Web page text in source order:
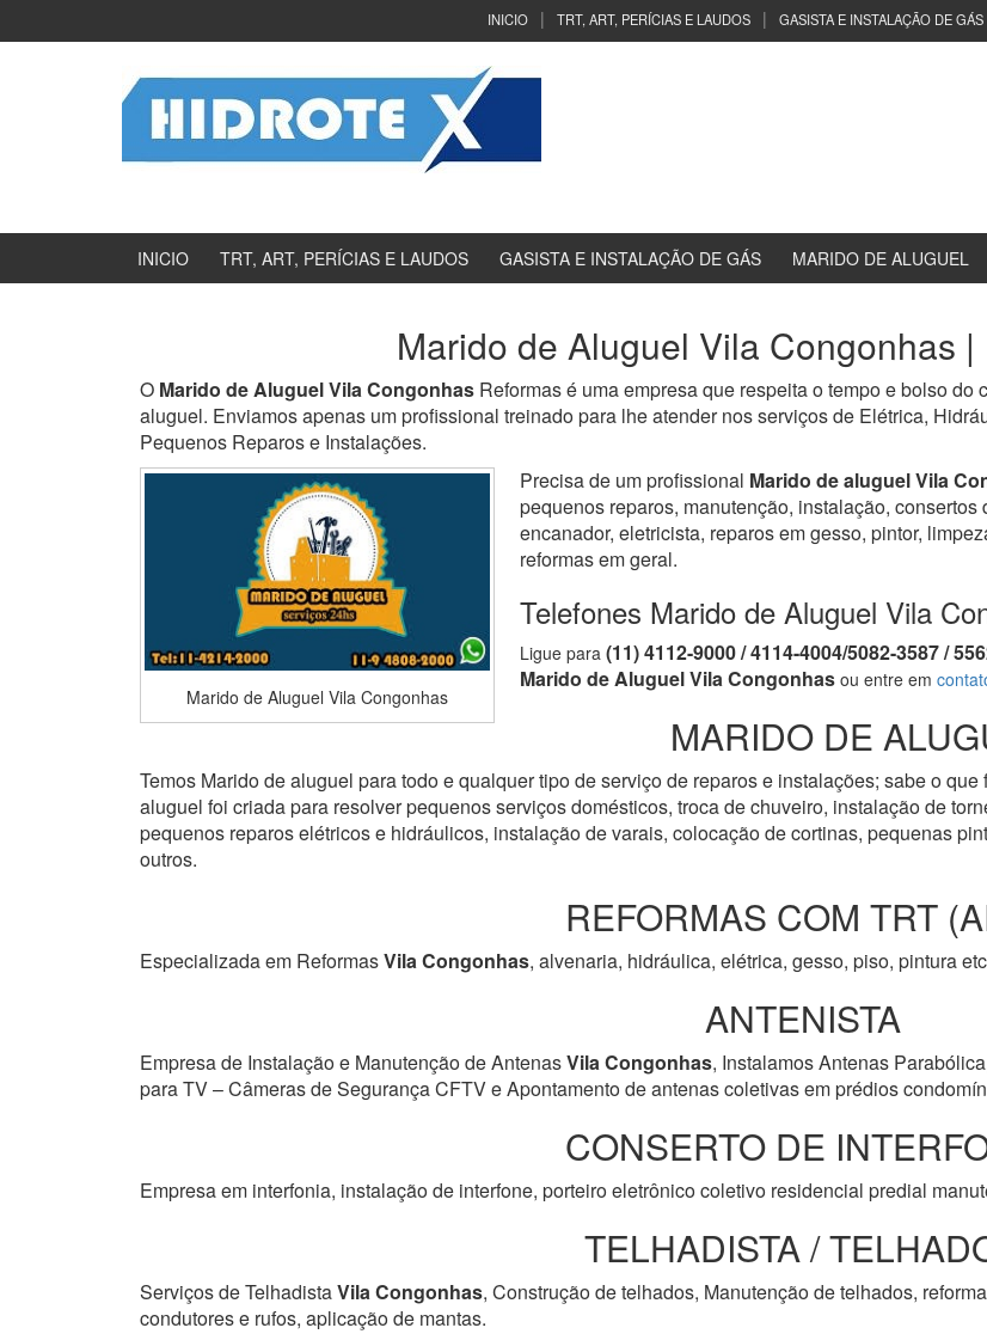
INICIO TRT, ART, PERÍCIAS E LAUDOS GASISTA E INSTALAÇÃO DE GÁS
INICIO TRT, ART, PERÍCIAS E LAUDOS GASISTA E INSTALAÇÃO DE GÁS MARIDO DE ALUGUEL
Marido de Aluguel Vila Congonhas
O Marido de Aluguel Vila Congonhas Reformas é uma empresa que respeita o tempo e bolso
aluguel. Enviamos apenas um profissional treinado para lhe atender nos serviços de Elétrica,
Pequenos Reparos e Instalações.
Marido de Aluguel Vila Congonhas
Precisa de um profissional Marido de aluguel Vila
pequenos reparos, manutenção, instalação,
encanador, eletricista, reparos em gesso, pintor,
reformas em geral.
Telefones Marido de Aluguel Vila
Ligue para (11) 4112-9000 / 4114-4004/5082-3587 /
Marido de Aluguel Vila Congonhas ou entre em
MARIDO DE
Temos Marido de aluguel para todo e qualquer tipo de serviço de reparos e instalações; sabe o
aluguel foi criada para resolver pequenos serviços domésticos, troca de chuveiro, instalação de
pequenos reparos elétricos e hidráulicos, instalação de varais, colocação de cortinas, pequenas
outros.
REFORMAS COM TRT
Especializada em ReformasVila Congonhas, alvenaria, hidráulica, elétrica, gesso, piso, pintura
ANTENISTA
Empresa de Instalação e Manutenção de AntenasVila Congonhas, Instalamos Antenas
para TV – Câmeras de Segurança CFTV e Apontamento de antenas coletivas em prédios
CONSERTO DE
Empresa em interfonia, instalação de interfone, porteiro eletrônico coletivo residencial predial
TELHADISTA /
Serviços de TelhadistaVila Congonhas, Construção de telhados, Manutenção de telhados,
condutores e rufos, aplicação de mantas.